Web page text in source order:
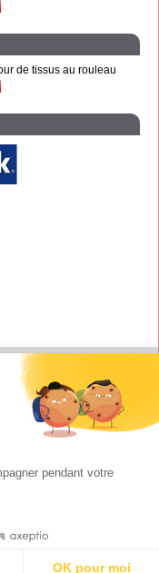
de tissus au rouleau
pendant votre
OK pour moi